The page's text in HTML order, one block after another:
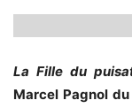
La Fille du
Marcel Pagnol du